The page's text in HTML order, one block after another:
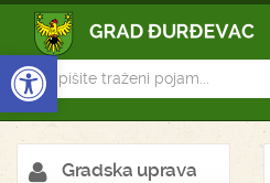
Open toolbar
Gradska uprava